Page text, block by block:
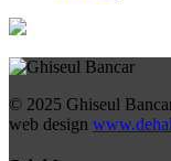
© 2025 Ghiseul
web design